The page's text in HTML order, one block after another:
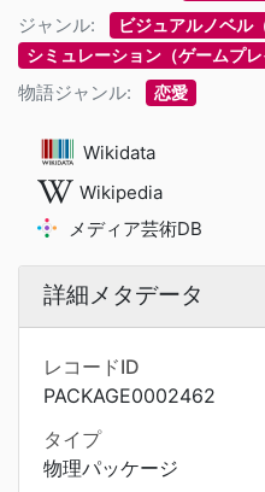
ジャンル:
ビジュアルノベル
シミュレーション（ゲームプレ
物語ジャンル: 恋愛
Wikidata
Wikipedia
メディア芸術DB
詳細メタデータ
レコードID
PACKAGE0002462
タイプ
物理パッケージ